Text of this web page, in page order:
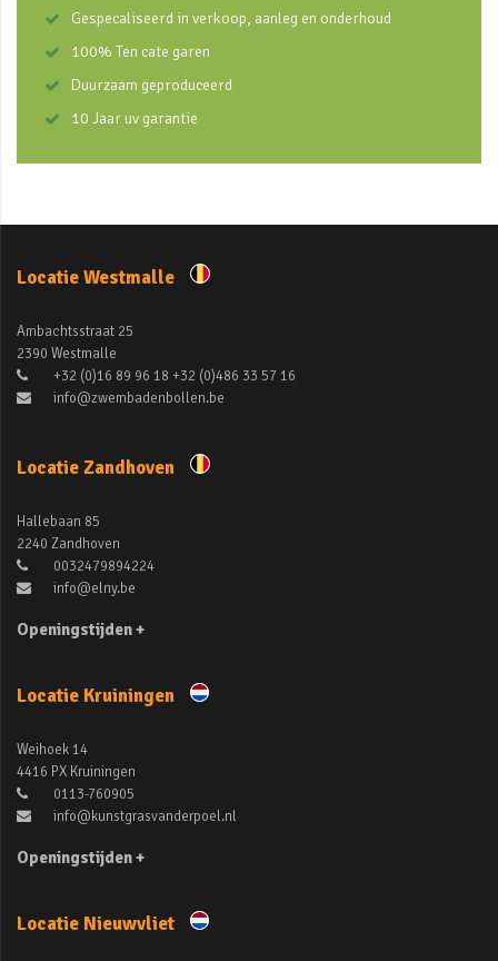
Gespecaliseerd in verkoop, aanleg en onderhoud
100% Ten cate garen
Duurzaam geproduceerd
10 Jaar uv garantie
Locatie Westmalle
Ambachtsstraat 25
2390 Westmalle
+32 (0)16 89 96 18 +32 (0)486 33 57 16
info@zwembadenbollen.be
Locatie Zandhoven
Hallebaan 85
2240 Zandhoven
0032479894224
info@elny.be
Openingstijden +
Locatie Kruiningen
Weihoek 14
4416 PX Kruiningen
0113-760905
info@kunstgrasvanderpoel.nl
Openingstijden +
Locatie Nieuwvliet